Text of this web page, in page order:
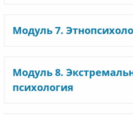
Модуль 7.
Модуль 8.
психология